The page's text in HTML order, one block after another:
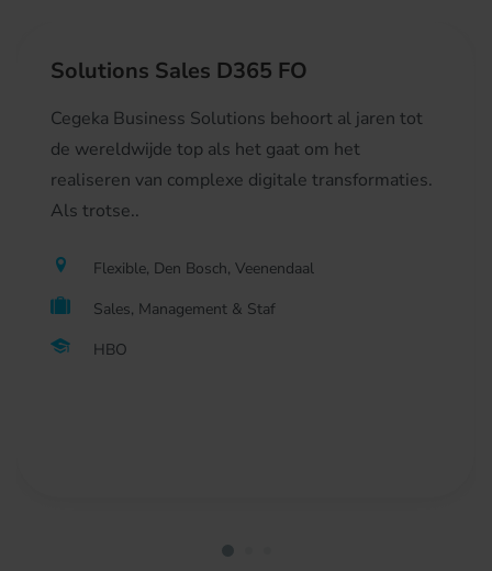
Solutions Sales D365 FO
Cegeka Business Solutions behoort al jaren tot
de wereldwijde top als het gaat om het
realiseren van complexe digitale transformaties.
Als trotse..
Flexible, Den Bosch, Veenendaal
Sales, Management & Staf
HBO